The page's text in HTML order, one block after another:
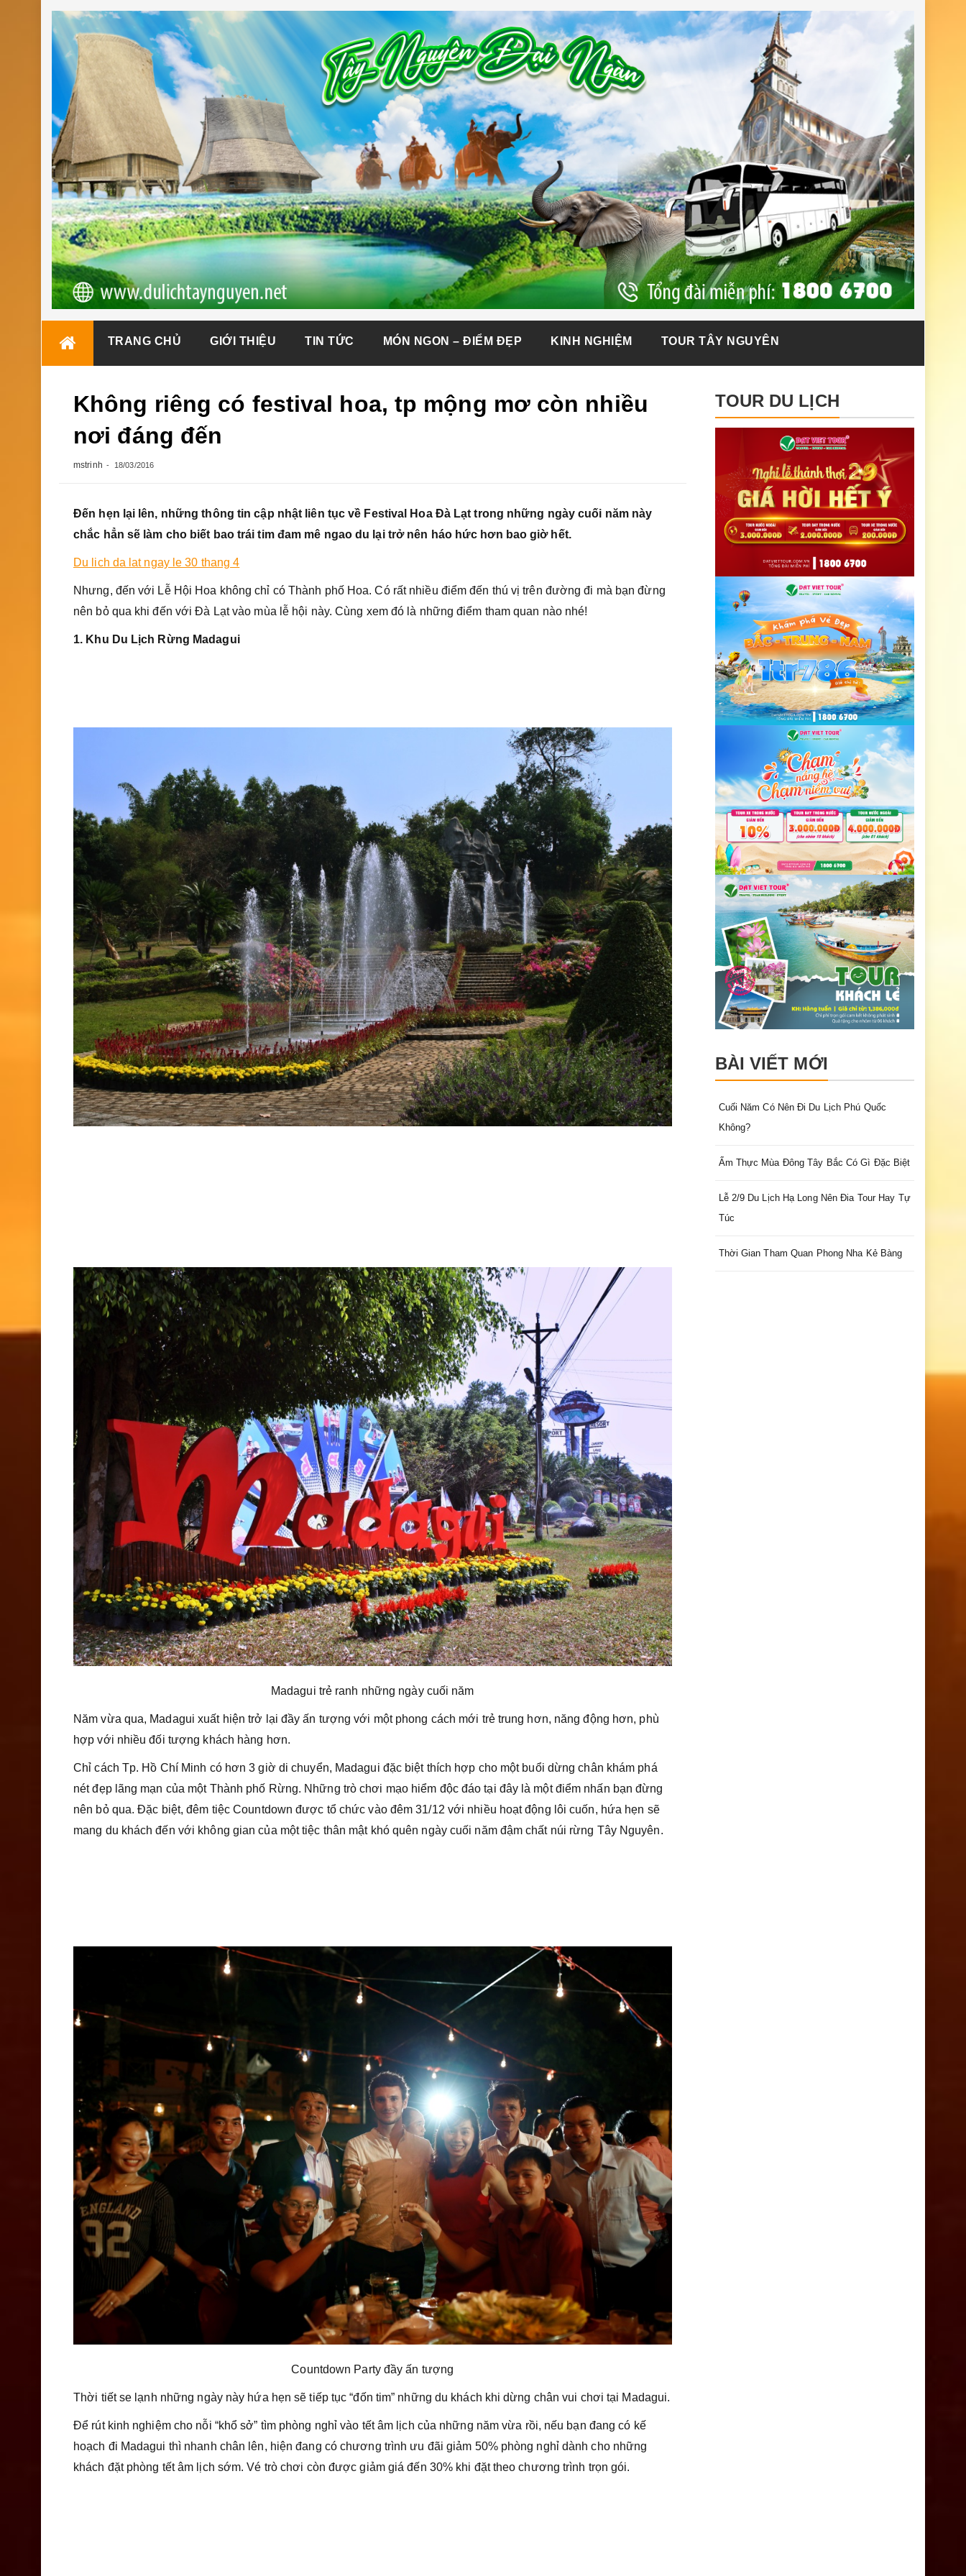
TRANG CHỦ GIỚI THIỆU TIN TỨC MÓN NGON – ĐIỂM ĐẸP KINH NGHIỆM TOUR TÂY NGUYÊN
Không riêng có festival hoa, tp mộng mơ còn nhiều
nơi đáng đến
mstrinh 18/03/2016
Đến hẹn lại lên, những thông tin cập nhật liên tục về Festival Hoa Đà Lạt trong những ngày cuối năm này
chắc hẳn sẽ làm cho biết bao trái tim đam mê ngao du lại trở nên háo hức hơn bao giờ hết.
Du lich da lat ngay le 30 thang 4
Nhưng, đến với Lễ Hội Hoa không chỉ có Thành phố Hoa. Có rất nhiều điểm đến thú vị trên đường đi mà bạn đừng
nên bỏ qua khi đến với Đà Lạt vào mùa lễ hội này. Cùng xem đó là những điểm tham quan nào nhé!
1. Khu Du Lịch Rừng Madagui
Madagui trẻ ranh những ngày cuối năm
Năm vừa qua, Madagui xuất hiện trở lại đầy ấn tượng với một phong cách mới trẻ trung hơn, năng động hơn, phù
hợp với nhiều đối tượng khách hàng hơn.
Chỉ cách Tp. Hồ Chí Minh có hơn 3 giờ di chuyển, Madagui đặc biệt thích hợp cho một buổi dừng chân khám phá
nét đẹp lãng mạn của một Thành phố Rừng. Những trò chơi mạo hiểm độc đáo tại đây là một điểm nhấn bạn đừng
nên bỏ qua. Đặc biệt, đêm tiệc Countdown được tổ chức vào đêm 31/12 với nhiều hoạt động lôi cuốn, hứa hẹn sẽ
mang du khách đến với không gian của một tiệc thân mật khó quên ngày cuối năm đậm chất núi rừng Tây Nguyên.
Countdown Party đầy ấn tượng
Thời tiết se lạnh những ngày này hứa hẹn sẽ tiếp tục “đốn tim” những du khách khi dừng chân vui chơi tại Madagui.
Để rút kinh nghiệm cho nỗi “khổ sở” tìm phòng nghỉ vào tết âm lịch của những năm vừa rồi, nếu bạn đang có kế
hoạch đi Madagui thì nhanh chân lên, hiện đang có chương trình ưu đãi giảm 50% phòng nghỉ dành cho những
khách đặt phòng tết âm lịch sớm. Vé trò chơi còn được giảm giá đến 30% khi đặt theo chương trình trọn gói.
TOUR DU LỊCH
BÀI VIẾT MỚI
Cuối Năm Có Nên Đi Du Lịch Phú Quốc
Không?
Ẩm Thực Mùa Đông Tây Bắc Có Gì Đặc Biệt
Lễ 2/9 Du Lịch Hạ Long Nên Đia Tour Hay Tự
Túc
Thời Gian Tham Quan Phong Nha Kẻ Bàng